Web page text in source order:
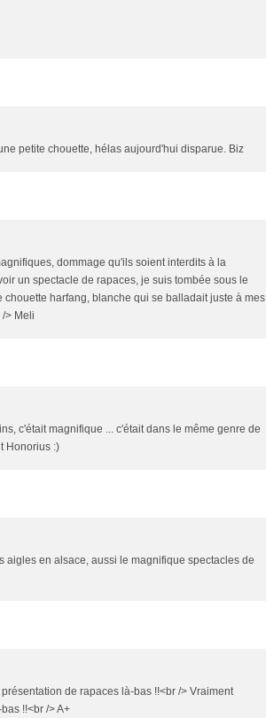
petite chouette, hélas aujourd'hui disparue. Biz
dommage qu'ils soient interdits à la
un spectacle de rapaces, je suis tombée sous le
harfang, blanche qui se balladait juste à mes
> Meli
c'était magnifique ... c'était dans le même genre de
Honorius :)
aigles en alsace, aussi le magnifique spectacles de
de rapaces là-bas !!<br /> Vraiment
!!<br /> A+